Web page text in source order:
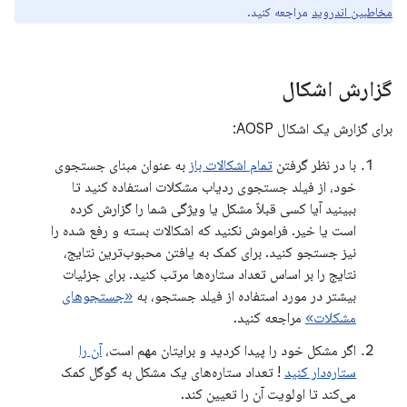
مخاطبین اندروید مراجعه کنید.
گزارش اشکال
برای گزارش یک اشکال AOSP:
با در نظر گرفتن تمام اشکالات باز به عنوان مبنای جستجوی
خود، از فیلد جستجوی ردیاب مشکلات استفاده کنید تا
ببینید آیا کسی قبلاً مشکل یا ویژگی شما را گزارش کرده
است یا خیر. فراموش نکنید که اشکالات بسته و رفع شده را
نیز جستجو کنید. برای کمک به یافتن محبوب‌ترین نتایج،
نتایج را بر اساس تعداد ستاره‌ها مرتب کنید. برای جزئیات
بیشتر در مورد استفاده از فیلد جستجو، به «جستجوهای
مشکلات» مراجعه کنید.
اگر مشکل خود را پیدا کردید و برایتان مهم است، آن را
ستاره‌دار کنید ! تعداد ستاره‌های یک مشکل به گوگل کمک
می‌کند تا اولویت آن را تعیین کند.